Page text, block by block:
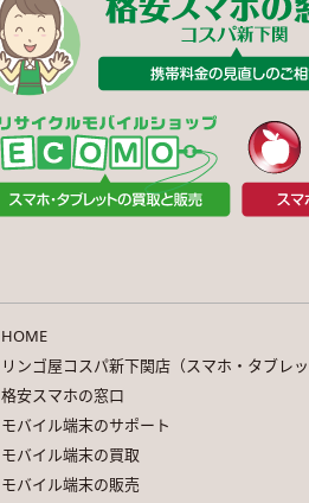
HOME
リンゴ屋コスパ新下関店（スマホ・タブレ
格安スマホの窓口
モバイル端末のサポート
モバイル端末の買取
モバイル端末の販売